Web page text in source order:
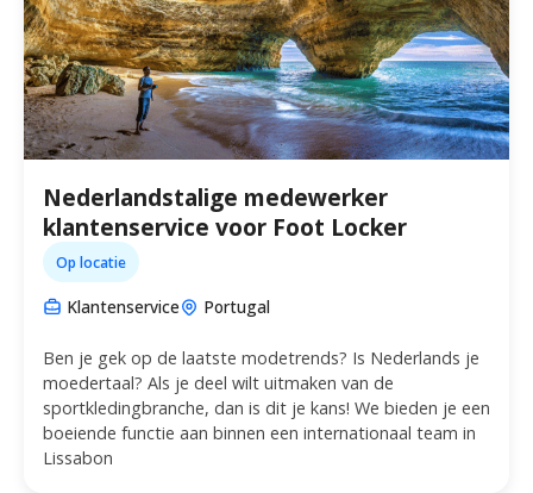
Nederlandstalige medewerker
klantenservice voor Foot Locker
Op locatie
Klantenservice Portugal
Ben je gek op de laatste modetrends? Is Nederlands je
moedertaal? Als je deel wilt uitmaken van de
sportkledingbranche, dan is dit je kans! We bieden je een
boeiende functie aan binnen een internationaal team in
Lissabon